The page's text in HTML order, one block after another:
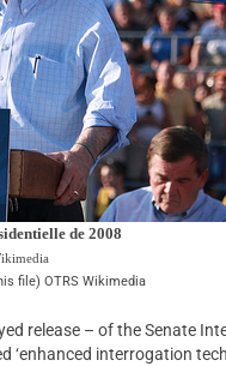
de 2008
file) OTRS Wikimedia
release – of the Senate
‘enhanced interrogation